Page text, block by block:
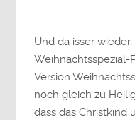
Und da isser
Weihnachtsspezial-
Version
noch gleich zu
dass das Christkind